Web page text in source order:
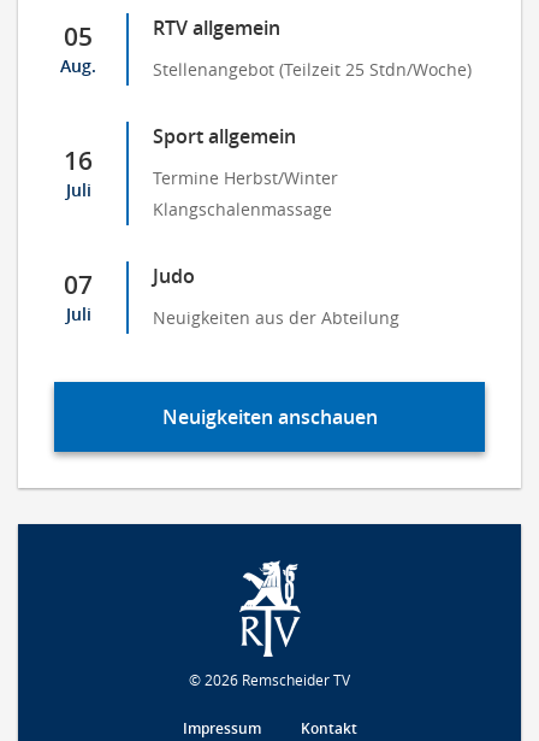
05
Aug.
RTV allgemein
Stellenangebot (Teilzeit 25 Stdn/Woche)
16
Juli
Sport allgemein
Termine Herbst/Winter
Klangschalenmassage
07
Juli
Judo
Neuigkeiten aus der Abteilung
Neuigkeiten anschauen
© 2026 Remscheider TV
Impressum Kontakt